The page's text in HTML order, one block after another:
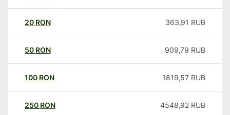
20 RON 363,91 RUB
50 RON 909,79 RUB
100 RON 1819,57 RUB
250 RON 4548,92 RUB